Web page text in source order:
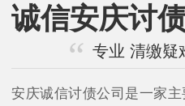
诚信安庆讨
专业 清缴疑
安庆诚信讨债公司是一家